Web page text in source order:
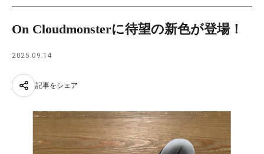
On Cloudmonsterに待望の新色が登場！
2025.09.14
記事をシェア